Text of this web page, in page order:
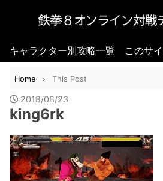
キャラクター別攻略一覧 このサ
Home This Post
2018/08/23
king6rk